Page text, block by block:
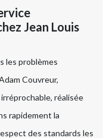
Jean Louis
les problèmes
Couvreur,
réalisée
rapidement la
des standards les